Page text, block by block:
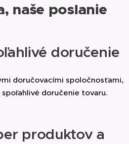
nanášajte masku v
minútach ju dôkladne
naše poslanie
doručenie
doručovacími spoločnosťami,
doručenie tovaru.
produktov a